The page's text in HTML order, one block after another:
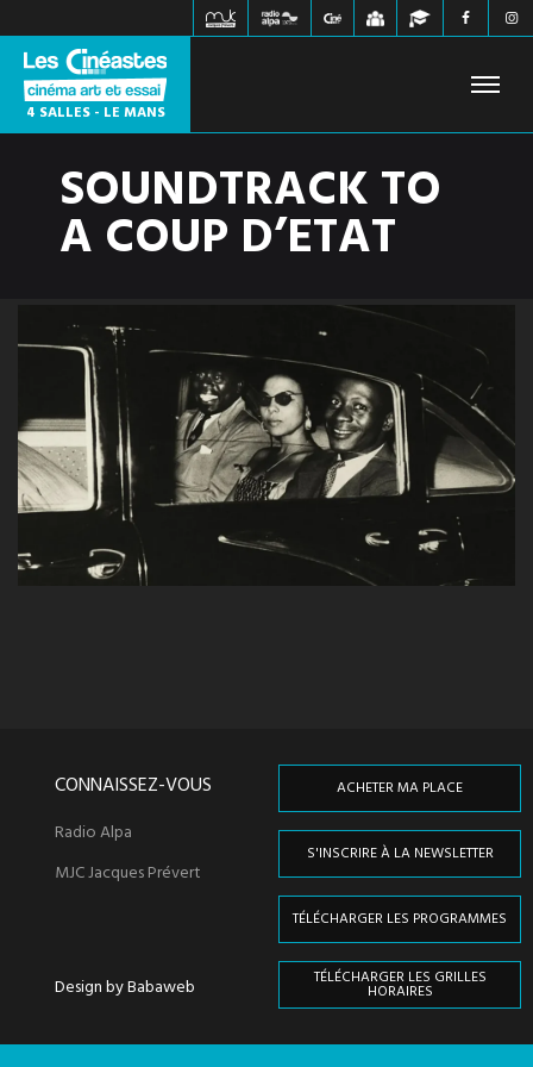
4 SALLES - LE MANS
FILMS À L'AFFICHE PROCHAINEMENT HORAIRES
JEUNE PUBLIC ÉVÉNEMENTS WEBZINE
CONTACT
SOUNDTRACK TO
A COUP D’ETAT
CONNAISSEZ-VOUS
Radio Alpa
MJC Jacques Prévert
Design by Babaweb
ACHETER MA PLACE
S'INSCRIRE À LA NEWSLETTER
TÉLÉCHARGER LES PROGRAMMES
TÉLÉCHARGER LES GRILLES
HORAIRES